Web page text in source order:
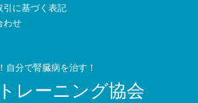
引に基づく表記
わせ
自分で腎臓病を治す！
レーニング協会